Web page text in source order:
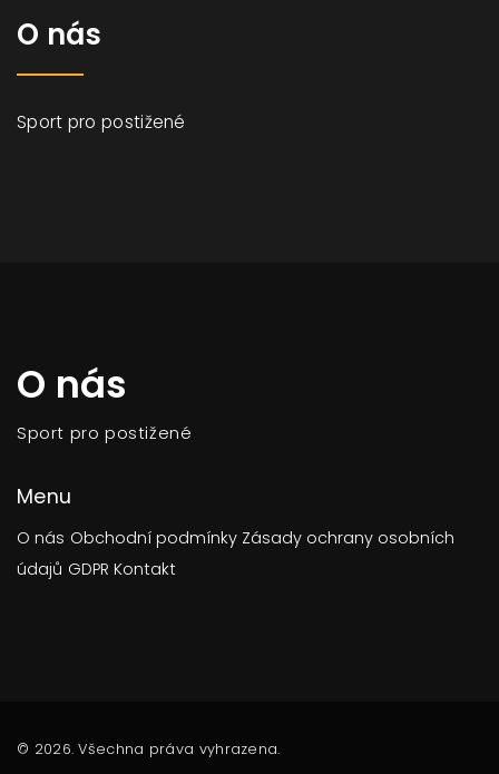
O nás
Sport pro postižené
O nás
Sport pro postižené
Menu
O nás Obchodní podmínky Zásady ochrany osobních
údajů GDPR Kontakt
© 2026. Všechna práva vyhrazena.